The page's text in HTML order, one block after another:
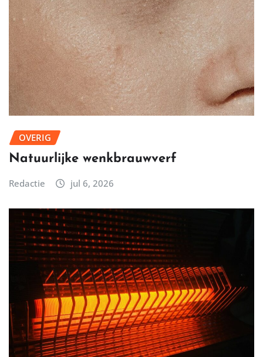
OVERIG
Natuurlijke wenkbrauwverf
Redactie jul 6, 2026